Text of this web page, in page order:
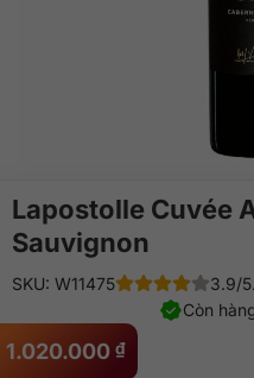
Lapostolle Cuvée
Sauvignon
1.020.000 ₫
SKU: W11475
3.9/
Còn